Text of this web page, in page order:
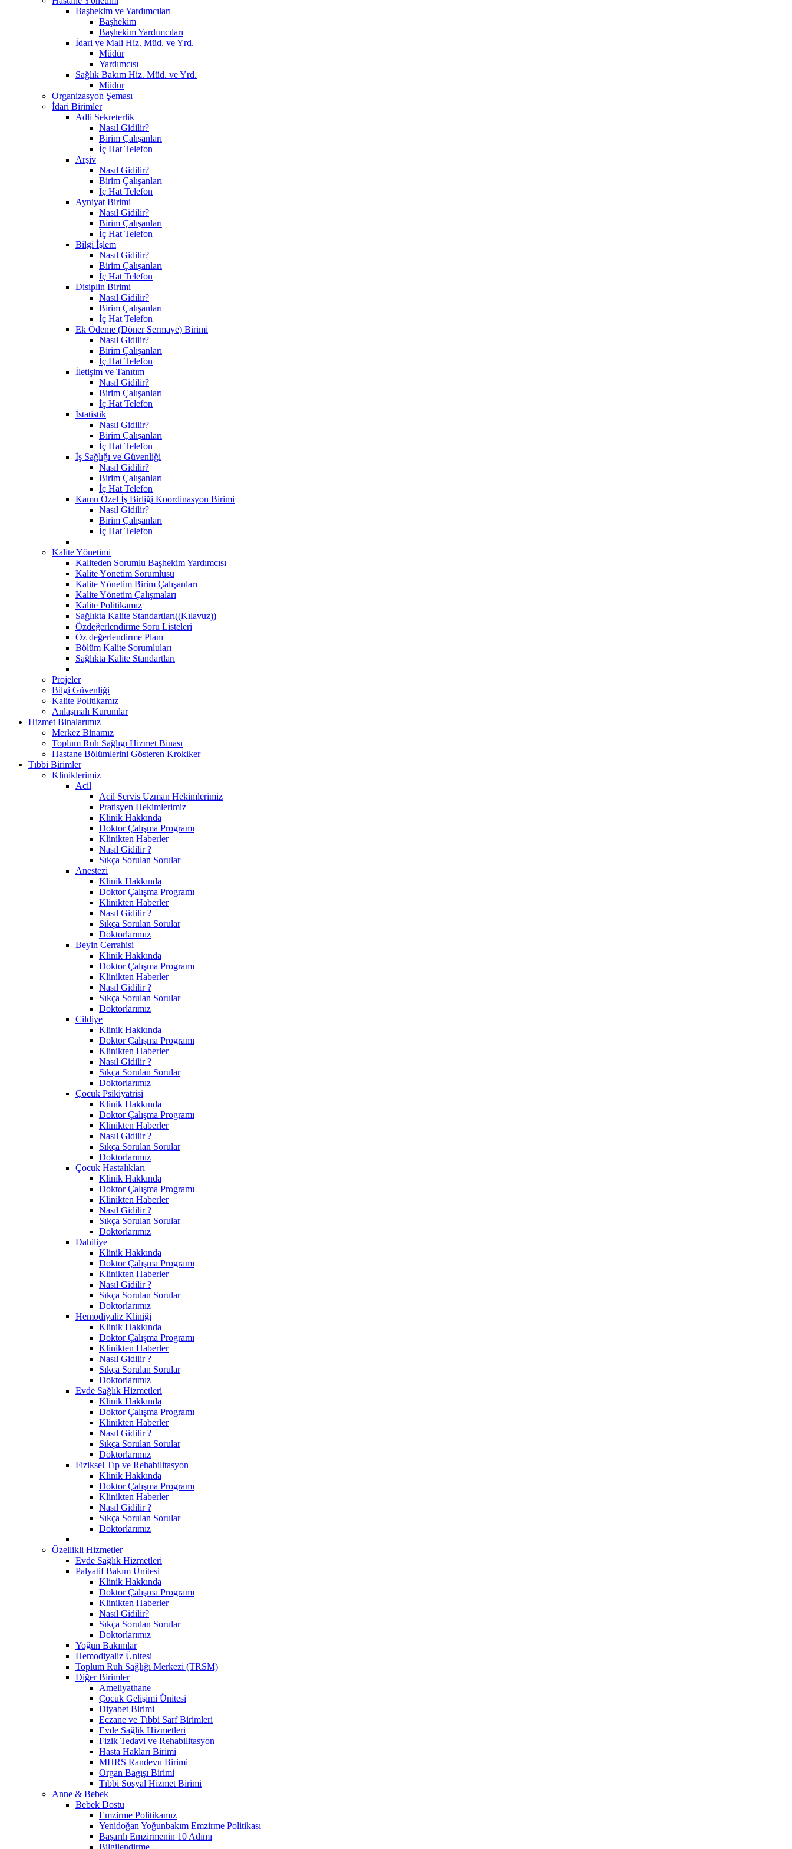
Başhekim ve Yardımcıları
Başhekim
Başhekim Yardımcıları
İdari ve Mali Hiz. Müd. ve Yrd.
Müdür
Yardımcısı
Sağlık Bakım Hiz. Müd. ve Yrd.
Müdür
Organizasyon Şeması
İdari Birimler
Adli Sekreterlik
Nasıl Gidilir?
Birim Çalışanları
İç Hat Telefon
Arşiv
Nasıl Gidilir?
Birim Çalışanları
İç Hat Telefon
Ayniyat Birimi
Nasıl Gidilir?
Birim Çalışanları
İç Hat Telefon
Bilgi İşlem
Nasıl Gidilir?
Birim Çalışanları
İç Hat Telefon
Disiplin Birimi
Nasıl Gidilir?
Birim Çalışanları
İç Hat Telefon
Ek Ödeme (Döner Sermaye) Birimi
Nasıl Gidilir?
Birim Çalışanları
İç Hat Telefon
İletişim ve Tanıtım
Nasıl Gidilir?
Birim Çalışanları
İç Hat Telefon
İstatistik
Nasıl Gidilir?
Birim Çalışanları
İç Hat Telefon
İş Sağlığı ve Güvenliği
Nasıl Gidilir?
Birim Çalışanları
İç Hat Telefon
Kamu Özel İş Birliği Koordinasyon Birimi
Nasıl Gidilir?
Birim Çalışanları
İç Hat Telefon
Kalite Yönetimi
Kaliteden Sorumlu Başhekim Yardımcısı
Kalite Yönetim Sorumlusu
Kalite Yönetim Birim Çalışanları
Kalite Yönetim Çalışmaları
Kalite Politikamız
Sağlıkta Kalite Standartları((Kılavuz))
Özdeğerlendirme Soru Listeleri
Öz değerlendirme Planı
Bölüm Kalite Sorumluları
Sağlıkta Kalite Standartları
Projeler
Bilgi Güvenliği
Kalite Politikamız
Anlaşmalı Kurumlar
Hizmet Binalarımız
Merkez Binamız
Toplum Ruh Sağlıgı Hizmet Binası
Hastane Bölümlerini Gösteren Krokiker
Tıbbi Birimler
Kliniklerimiz
Acil
Acil Servis Uzman Hekimlerimiz
Pratisyen Hekimlerimiz
Klinik Hakkında
Doktor Çalışma Programı
Klinikten Haberler
Nasıl Gidilir ?
Sıkça Sorulan Sorular
Anestezi
Klinik Hakkında
Doktor Çalışma Programı
Klinikten Haberler
Nasıl Gidilir ?
Sıkça Sorulan Sorular
Doktorlarımız
Beyin Cerrahisi
Klinik Hakkında
Doktor Çalışma Programı
Klinikten Haberler
Nasıl Gidilir ?
Sıkça Sorulan Sorular
Doktorlarımız
Cildiye
Klinik Hakkında
Doktor Çalışma Programı
Klinikten Haberler
Nasıl Gidilir ?
Sıkça Sorulan Sorular
Doktorlarımız
Çocuk Psikiyatrisi
Klinik Hakkında
Doktor Çalışma Programı
Klinikten Haberler
Nasıl Gidilir ?
Sıkça Sorulan Sorular
Doktorlarımız
Çocuk Hastalıkları
Klinik Hakkında
Doktor Çalışma Programı
Klinikten Haberler
Nasıl Gidilir ?
Sıkça Sorulan Sorular
Doktorlarımız
Dahiliye
Klinik Hakkında
Doktor Çalışma Programı
Klinikten Haberler
Nasıl Gidilir ?
Sıkça Sorulan Sorular
Doktorlarımız
Hemodiyaliz Kliniği
Klinik Hakkında
Doktor Çalışma Programı
Klinikten Haberler
Nasıl Gidilir ?
Sıkça Sorulan Sorular
Doktorlarımız
Evde Sağlık Hizmetleri
Klinik Hakkında
Doktor Çalışma Programı
Klinikten Haberler
Nasıl Gidilir ?
Sıkça Sorulan Sorular
Doktorlarımız
Fiziksel Tıp ve Rehabilitasyon
Klinik Hakkında
Doktor Çalışma Programı
Klinikten Haberler
Nasıl Gidilir ?
Sıkça Sorulan Sorular
Doktorlarımız
Özellikli Hizmetler
Evde Sağlık Hizmetleri
Palyatif Bakım Ünitesi
Klinik Hakkında
Doktor Çalışma Programı
Klinikten Haberler
Nasıl Gidilir?
Sıkça Sorulan Sorular
Doktorlarımız
Yoğun Bakımlar
Hemodiyaliz Ünitesi
Toplum Ruh Sağlığı Merkezi (TRSM)
Diğer Birimler
Ameliyathane
Çocuk Gelişimi Ünitesi
Diyabet Birimi
Eczane ve Tıbbi Sarf Birimleri
Evde Sağlik Hizmetleri
Fizik Tedavi ve Rehabilitasyon
Hasta Hakları Birimi
MHRS Randevu Birimi
Organ Bagışı Birimi
Tıbbi Sosyal Hizmet Birimi
Anne & Bebek
Bebek Dostu
Emzirme Politikamız
Yenidoğan Yoğunbakım Emzirme Politikası
Başarılı Emzirmenin 10 Adımı
Bilgilendirme